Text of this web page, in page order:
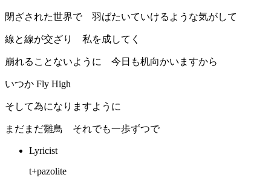
閉ざされた世界で 羽ばたいていけるような気がして
線と線が交ざり 私を成してく
崩れることないように 今日も机向かいますから
いつか Fly High
そして為になりますように
まだまだ雛鳥 それでも一歩ずつで
Lyricist
t+pazolite